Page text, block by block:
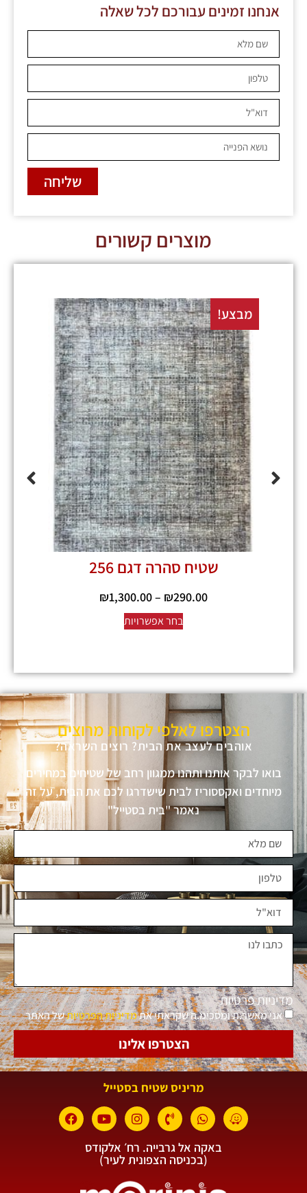
אנחנו זמינים עבורכם לכל שאלה
שליחה
מוצרים קשורים
מבצע!
שטיח סהרה דגם 256
₪290.00
–
₪1,300.00
בחר אפשרויות
הצטרפו לאלפי לקוחות מרוצים
אוהבים לעצב את הבית? רוצים השראה?
בואו לבקר אותנו ותהנו ממגוון רחב של שטיחים במחירים
מיוחדים ואקססוריז לבית שישדרגו לכם את הבית, על זה
נאמר "בית בסטייל"
מדיניות פרטיות
אני מאשר.ת ומסכימ.ה שקראתי אתמדיניות הפרטיותשל האתר
הצטרפו אלינו
מריניס שטיח בסטייל
באקה אל גרבייה. רח׳ אלקודס
(בכניסה הצפונית לעיר)